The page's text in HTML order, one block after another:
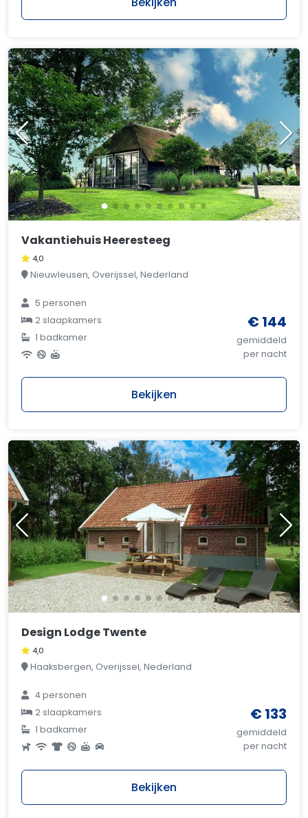
Vakantiehuis Heeresteeg
4,0
Nieuwleusen, Overijssel, Nederland
5 personen
2 slaapkamers
1 badkamer
€ 144
gemiddeld
per nacht
Bekijken
Design Lodge Twente
4,0
Haaksbergen, Overijssel, Nederland
4 personen
2 slaapkamers
1 badkamer
€ 133
gemiddeld
per nacht
Bekijken